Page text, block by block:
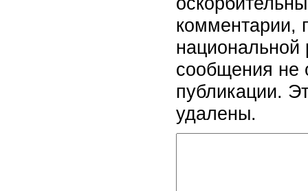
комментарии,
национальной
сообщения не
публикации.
удалены.